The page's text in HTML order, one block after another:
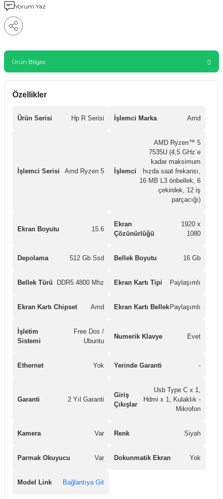
Yorum Yaz
Ürün Bilgisi
Özellikler
Ürün Serisi Hp R Serisi İşlemci Marka Amd
İşlemci Serisi Amd Ryzen 5 İşlemci
AMD Ryzen™ 5
7535U (4,5 GHz`e
kadar maksimum
hızda saat frekansı,
16 MB L3 önbellek, 6
çekirdek, 12 iş
parçacığı)
Ekran Boyutu 15.6
Ekran
Çözünürlüğü
1920 x
1080
Depolama 512 Gb Ssd Bellek Boyutu 16 Gb
Bellek Türü DDR5 4800 Mhz Ekran Kartı Tipi Paylaşımlı
Ekran Kartı Chipset Amd Ekran Kartı Bellek Paylaşımlı
İşletim
Sistemi
Free Dos /
Ubuntu
Numerik Klavye Evet
Ethernet Yok Yerinde Garanti -
Garanti 2 Yıl Garanti
Giriş
Çıkışlar
Usb Type C x 1,
Hdmi x 1, Kulaklık -
Mikrofon
Kamera Var Renk Siyah
Parmak Okuyucu Var Dokunmatik Ekran Yok
Model Link Bağlantıya Git